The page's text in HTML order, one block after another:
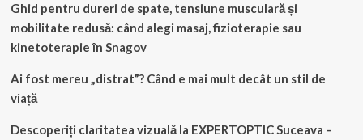
Ghid pentru dureri de spate, tensiune musculară și
mobilitate redusă: când alegi masaj, fizioterapie sau
kinetoterapie în Snagov
Ai fost mereu „distrat”? Când e mai mult decât un stil de
viață
Descoperiți claritatea vizuală la EXPERTOPTIC Suceava –